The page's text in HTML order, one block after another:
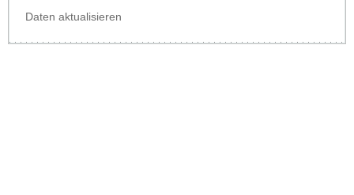
Daten aktualisieren